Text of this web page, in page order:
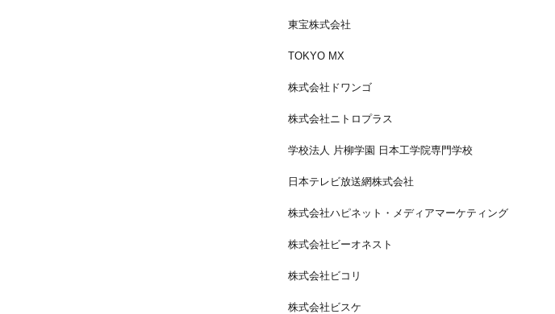
東宝株式会社
TOKYO MX
株式会社ドワンゴ
株式会社ニトロプラス
学校法人 片柳学園 日本工学院専門学校
日本テレビ放送網株式会社
株式会社ハピネット・メディアマーケティング
株式会社ビーオネスト
株式会社ビコリ
株式会社ビスケ